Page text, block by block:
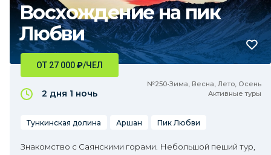
Восхождение на пик
Любви
№250•Зима, Весна, Лето, Осень
Активные туры
ОТ 27 000₽/ЧЕЛ
2 дня 1 ночь
Тункинская долина Аршан Пик Любви
Знакомство с Саянскими горами. Небольшой пеший тур,